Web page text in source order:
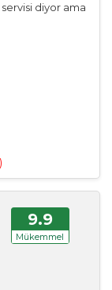
diyor ama
)
9.9
Mükemmel